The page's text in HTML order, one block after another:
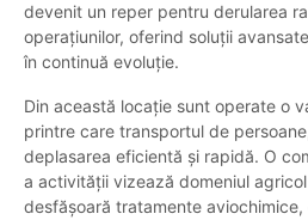
devenit un reper pentru derularea
operațiunilor, oferind soluții
în continuă evoluție.
Din această locație sunt operate o
printre care transportul de
deplasarea eficientă și rapidă. O
a activității vizează domeniul
desfășoară tratamente